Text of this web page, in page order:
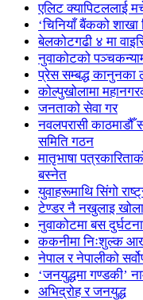
एलिट क्यापिटललाई
‘चिनियाँ बैंकको शाखा
बेलकोटगढी ४ मा
नुवाकोटको
प्रेस सम्बद्ध कानुनका
कोल्पुखोलामा
जनताको सेवा गर
नवलपरासी
समिति गठन
मातृभाषा
बस्नेत
युवाहरूमाथि सिंगो
टेण्डर नै नखुलाइ
नुवाकोटमा बस
ककनीमा निःशुल्क
नेपाल र नेपालीको
‘जनयुद्धमा गण्डकी’
अभिद्रोह र जनयुद्ध